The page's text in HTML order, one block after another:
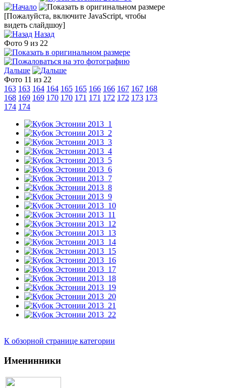
[Пожалуйста, включите JavaScript, чтобы
видеть слайдшоу]
Назад
Фото 9 из 22
Дальше
Фото 11 из 22
163 163 164 164 165 165 166 166 167 167 168
168 169 169 170 170 171 171 172 172 173 173
174 174
К обзорной странице категории
Именинники